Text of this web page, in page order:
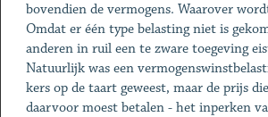
bovendien de vermogens. Waarover
Omdat er één type belasting niet is
anderen in ruil een te zware toegeving
Natuurlijk was een
kers op de taart geweest, maar de prijs
daarvoor moest betalen - het inperken